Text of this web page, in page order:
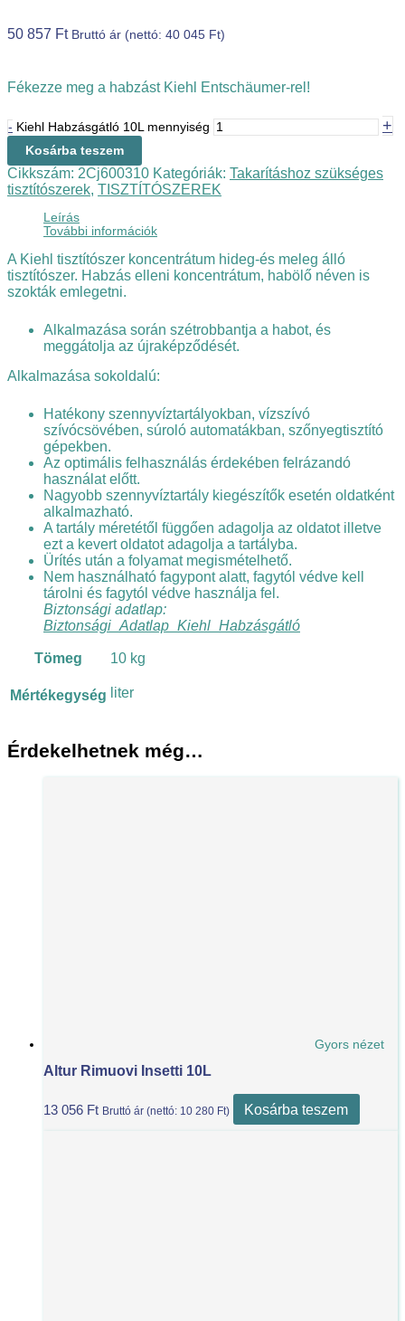
50 857 Ft Bruttó ár (nettó: 40 045 Ft)
Fékezze meg a habzást Kiehl Entschäumer-rel!
- Kiehl Habzásgátló 10L mennyiség +
Kosárba teszem
Cikkszám: 2Cj600310 Kategóriák: Takarításhoz szükséges
tisztítószerek, TISZTÍTÓSZEREK
Leírás
További információk
A Kiehl tisztítószer koncentrátum hideg-és meleg álló
tisztítószer. Habzás elleni koncentrátum, habölő néven is
szokták emlegetni.
Alkalmazása során szétrobbantja a habot, és
meggátolja az újraképződését.
Alkalmazása sokoldalú:
Hatékony szennyvíztartályokban, vízszívó
szívócsövében, súroló automatákban, szőnyegtisztító
gépekben.
Az optimális felhasználás érdekében felrázandó
használat előtt.
Nagyobb szennyvíztartály kiegészítők esetén oldatként
alkalmazható.
A tartály méretétől függően adagolja az oldatot illetve
ezt a kevert oldatot adagolja a tartályba.
Ürítés után a folyamat megismételhető.
Nem használható fagypont alatt, fagytól védve kell
tárolni és fagytól védve használja fel.
Biztonsági adatlap:
Biztonsági_Adatlap_Kiehl_Habzásgátló
Tömeg 10 kg
Mértékegység liter
Érdekelhetnek még…
Gyors nézet
Altur Rimuovi Insetti 10L
13 056 Ft Bruttó ár (nettó: 10 280 Ft) Kosárba teszem